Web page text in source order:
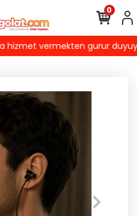
vermekten gurur
0